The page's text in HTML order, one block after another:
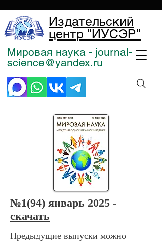
Издательский
центр "ИУСЭР"
Мировая наука - journal-
science@yandex.ru
№1(94) январь 2025 -
скачать
Предыдущие выпуски можно